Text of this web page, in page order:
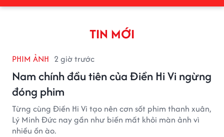
TIN MỚI
PHIM ẢNH 2 giờ trước
Nam chính đầu tiên của Điền Hi Vi ngừng
đóng phim
Từng cùng Điền Hi Vi tạo nên cơn sốt phim thanh xuân,
Lý Minh Đức nay gần như biến mất khỏi màn ảnh vì
nhiều ồn ào.